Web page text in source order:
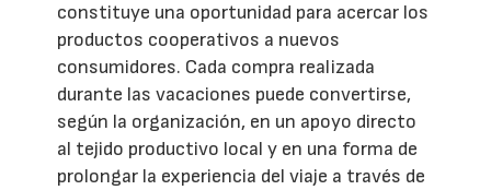
constituye una oportunidad para acercar los
productos cooperativos a nuevos
consumidores. Cada compra realizada
durante las vacaciones puede convertirse,
según la organización, en un apoyo directo
al tejido productivo local y en una forma de
prolongar la experiencia del viaje a través de